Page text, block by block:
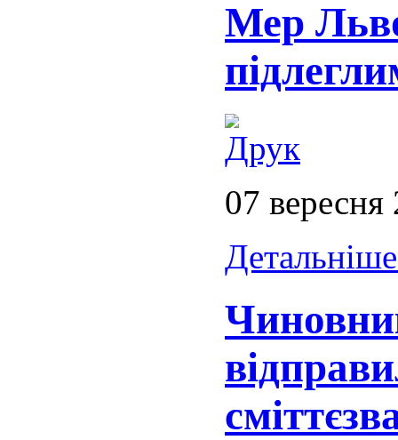
Мер
07 вересня